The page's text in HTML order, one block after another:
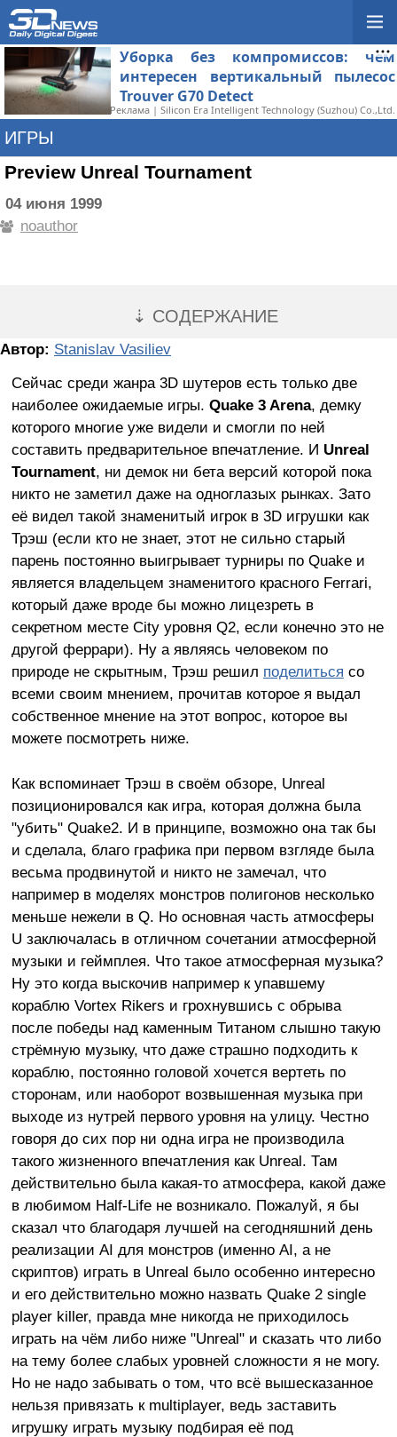
Уборка без компромиссов: чем
интересен вертикальный пылесос
Trouver G70 Detect
Реклама | Silicon Era Intelligent Technology (Suzhou) Co.,Ltd.
ИГРЫ
Preview Unreal Tournament
04 июня 1999
noauthor
⇣ СОДЕРЖАНИЕ
Автор: Stanislav Vasiliev
Сейчас среди жанра 3D шутеров есть только две
наиболее ожидаемые игры. Quake 3 Arena, демку
которого многие уже видели и смогли по ней
составить предварительное впечатление. И Unreal
Tournament, ни демок ни бета версий которой пока
никто не заметил даже на одноглазых рынках. Зато
её видел такой знаменитый игрок в 3D игрушки как
Трэш (если кто не знает, этот не сильно старый
парень постоянно выигрывает турниры по Quake и
является владельцем знаменитого красного Ferrari,
который даже вроде бы можно лицезреть в
секретном месте City уровня Q2, если конечно это не
другой феррари). Ну а являясь человеком по
природе не скрытным, Трэш решил поделиться со
всеми своим мнением, прочитав которое я выдал
собственное мнение на этот вопрос, которое вы
можете посмотреть ниже.
Как вспоминает Трэш в своём обзоре, Unreal
позиционировался как игра, которая должна была
"убить" Quake2. И в принципе, возможно она так бы
и сделала, благо графика при первом взгляде была
весьма продвинутой и никто не замечал, что
например в моделях монстров полигонов несколько
меньше нежели в Q. Но основная часть атмосферы
U заключалась в отличном сочетании атмосферной
музыки и геймплея. Что такое атмосферная музыка?
Ну это когда выскочив например к упавшему
кораблю Vortex Rikers и грохнувшись с обрыва
после победы над каменным Титаном слышно такую
стрёмную музыку, что даже страшно подходить к
кораблю, постоянно головой хочется вертеть по
сторонам, или наоборот возвышенная музыка при
выходе из нутрей первого уровня на улицу. Честно
говоря до сих пор ни одна игра не производила
такого жизненного впечатления как Unreal. Там
действительно была какая-то атмосфера, какой даже
в любимом Half-Life не возникало. Пожалуй, я бы
сказал что благодаря лучшей на сегодняшний день
реализации AI для монстров (именно AI, а не
скриптов) играть в Unreal было особенно интересно
и его действительно можно назвать Quake 2 single
player killer, правда мне никогда не приходилось
играть на чём либо ниже "Unreal" и сказать что либо
на тему более слабых уровней сложности я не могу.
Но не надо забывать о том, что всё вышесказанное
нельзя привязать к multiplayer, ведь заставить
игрушку играть музыку подбирая её под